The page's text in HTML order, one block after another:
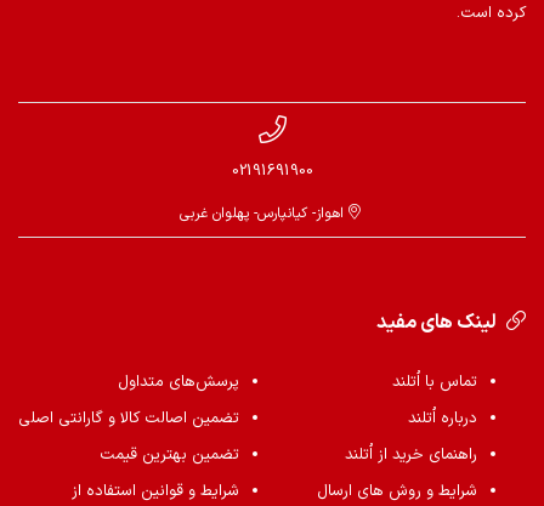
کرده است.
02191691900
اهواز- کیانپارس- پهلوان غربی
لینک های مفید
تماس با اُتلند
درباره اُتلند
راهنمای خرید از اُتلند
شرایط و روش های ارسال
پرسش‌های متداول
تضمین اصالت کالا و گارانتی اصلی
تضمین بهترین قیمت
شرایط و قوانین استفاده از